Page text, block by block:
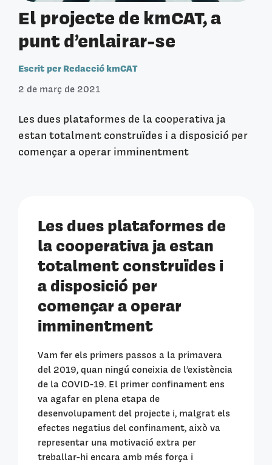
El projecte de kmCAT, a
punt d’enlairar-se
Escrit per Redacció kmCAT
2 de març de 2021
Les dues plataformes de la cooperativa ja
estan totalment construïdes i a disposició per
començar a operar imminentment
Les dues plataformes de
la cooperativa ja estan
totalment construïdes i
a disposició per
començar a operar
imminentment
Vam fer els primers passos a la primavera
del 2019, quan ningú coneixia de l’existència
de la COVID-19. El primer confinament ens
va agafar en plena etapa de
desenvolupament del projecte i, malgrat els
efectes negatius del confinament, això va
representar una motivació extra per
treballar-hi encara amb més força i